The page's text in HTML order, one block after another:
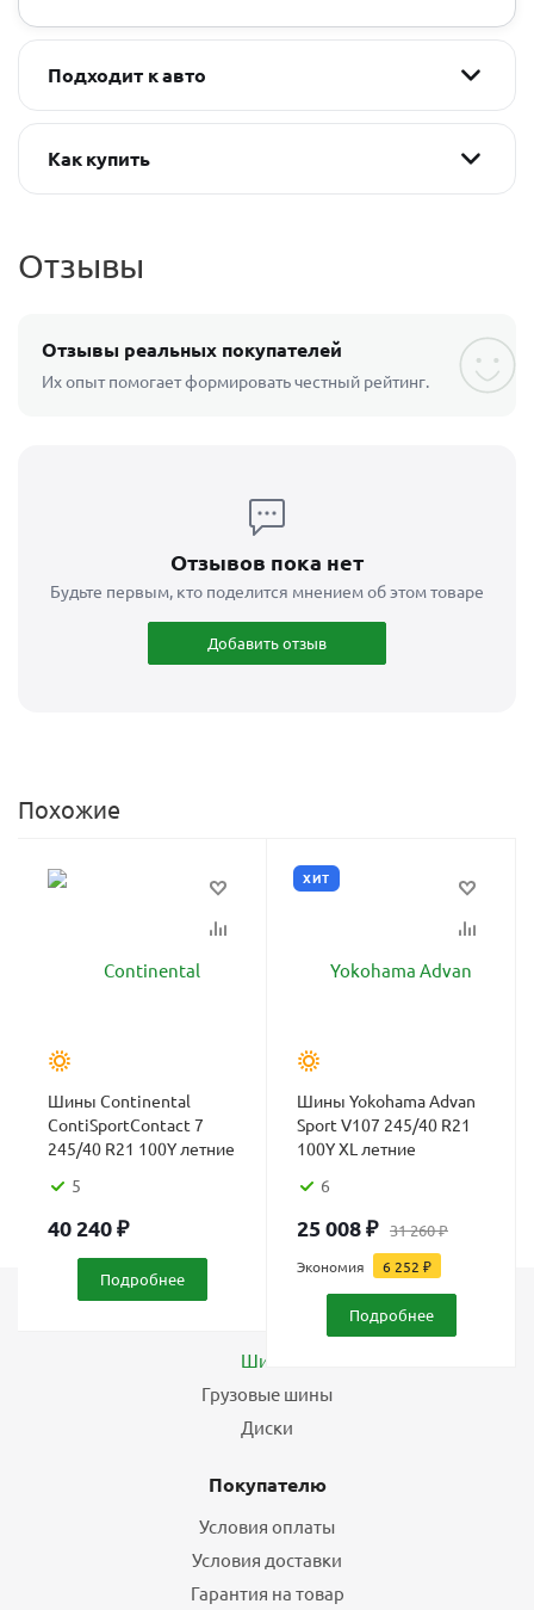
Подходит к авто
Как купить
Отзывы
Отзывы реальных покупателей
Их опыт помогает формировать честный рейтинг.
Отзывов пока нет
Будьте первым, кто поделится мнением об этом товаре
Добавить отзыв
Похожие
Шины Continental
ContiSportContact 7
245/40 R21 100Y летние
5
40 240₽
Подробнее
ХИТ
Шины Yokohama Advan
Sport V107 245/40 R21
100Y XL летние
6
25 008₽ 31 260₽
Экономия 6 252 ₽
Подробнее
Шины
Грузовые шины
Диски
Покупателю
Условия оплаты
Условия доставки
Гарантия на товар